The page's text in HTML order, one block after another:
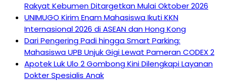
Rakyat Kebumen Ditargetkan Mulai Oktober 2026
UNIMUGO Kirim Enam Mahasiswa Ikuti KKN
Internasional 2026 di ASEAN dan Hong Kong
Dari Pengering Padi hingga Smart Parking:
Mahasiswa UPB Unjuk Gigi Lewat Pameran CODEX 2
Apotek Luk Ulo 2 Gombong Kini Dilengkapi Layanan
Dokter Spesialis Anak